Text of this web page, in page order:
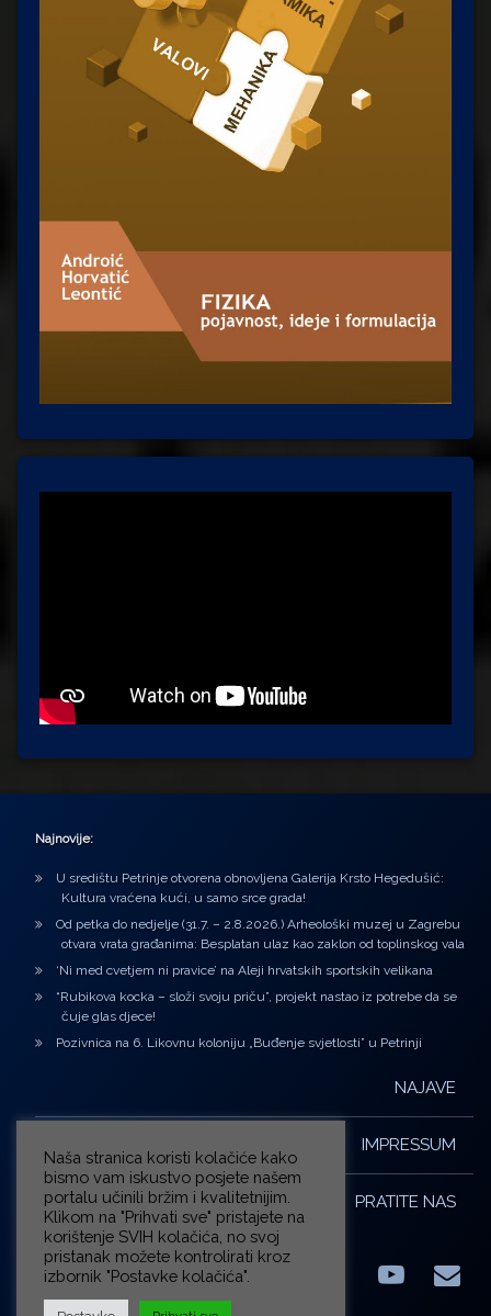
Najnovije:
U središtu Petrinje otvorena obnovljena Galerija Krsto Hegedušić:
Kultura vraćena kući, u samo srce grada!
Od petka do nedjelje (31.7. – 2.8.2026.) Arheološki muzej u Zagrebu
otvara vrata građanima: Besplatan ulaz kao zaklon od toplinskog vala
‘Ni med cvetjem ni pravice’ na Aleji hrvatskih sportskih velikana
“Rubikova kocka – složi svoju priču”, projekt nastao iz potrebe da se
čuje glas djece!
Pozivnica na 6. Likovnu koloniju „Buđenje svjetlosti” u Petrinji
NAJAVE
IMPRESSUM
PRATITE NAS
FacebookLinkedIn E-
Naša stranica koristi kolačiće kako
bismo vam iskustvo posjete našem
portalu učinili bržim i kvalitetnijim.
Klikom na "Prihvati sve" pristajete na
korištenje SVIH kolačića, no svoj
pristanak možete kontrolirati kroz
izbornik "Postavke kolačića".